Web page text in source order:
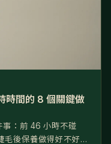
時間的 8 個關鍵做
：前 46 小時不碰
後保養做得好不好，